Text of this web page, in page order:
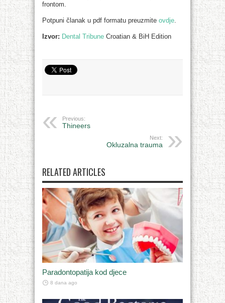
frontom.
Potpuni članak u pdf formatu preuzmite ovdje.
Izvor: Dental Tribune Croatian & BiH Edition
Previous:
Thineers
Next:
Okluzalna trauma
RELATED ARTICLES
Paradontopatija kod djece
8 dana ago